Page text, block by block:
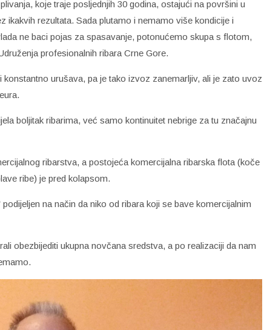
koje traje posljednjih 30 godina, ostajući na površini u
ikakvih rezultata. Sada plutamo i nemamo više kondicije i
ne baci pojas za spasavanje, potonućemo skupa s flotom,
profesionalnih ribara Crne Gore.
urušava, pa je tako izvoz zanemarljiv, ali je zato uvoz
boljitak ribarima, već samo kontinuitet nebrige za tu značajnu
ribarstva, a postojeća komercijalna ribarska flota (koče
ribe) je pred kolapsom.
na način da niko od ribara koji se bave komercijalnim
obezbijediti ukupna novčana sredstva, a po realizaciji da nam